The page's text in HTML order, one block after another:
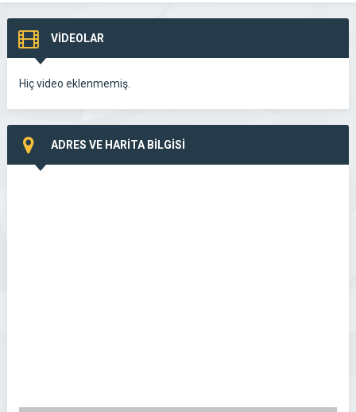
VİDEOLAR
Hiç video eklenmemiş.
ADRES VE HARİTA BİLGİSİ